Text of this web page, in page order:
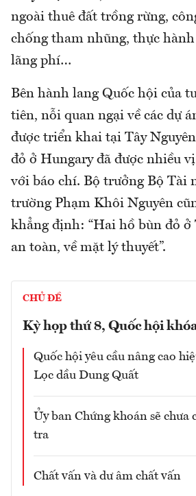
ngoài thuê đất trồng rừng,
chống tham nhũng, thực
lãng phí…
Bên hành lang Quốc hội của
tiên, nỗi quan ngại về các dự
được triển khai tại Tây
đỏ ở Hungary đã được nhiều
với báo chí. Bộ trưởng Bộ Tài
trường Phạm Khôi Nguyên
khẳng định: “Hai hồ bùn đỏ ở
an toàn, về mặt lý thuyết”.
CHỦ ĐỀ
Kỳ họp thứ 8, Quốc hội
Quốc hội yêu cầu nâng cao
Lọc dầu Dung Quất
Ủy ban Chứng khoán sẽ chưa
tra
Chất vấn và dư âm chất vấn